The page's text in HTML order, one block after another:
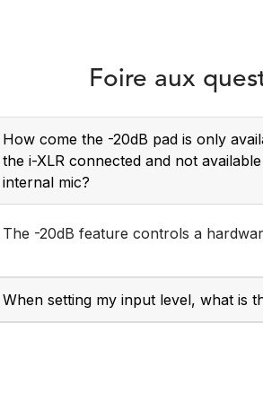
smartLav+
microphone for
for capturing
Foire aux
How come the -20dB pad is only
the i-XLR connected and not
internal mic?
The -20dB feature controls a
When setting my input level, what is